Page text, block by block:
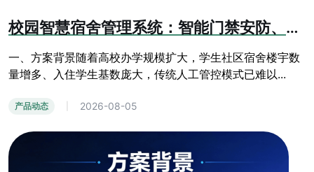
校园智慧宿舍管理系统：智能门禁安防、线上报修、人员信息化管控方案
一、方案背景随着高校办学规模扩大，学生社区宿舍楼宇数
量增多、入住学生基数庞大，传统人工管控模式已难以...
产品动态 2026-08-05